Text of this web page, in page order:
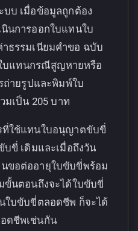
บ เมื่อข้อมูลถูกต้อง
นินการออกใบแทนใบ
ธรรมเนียมคำขอ ฉบับ
บแทนกรณีสูญหายหรือ
ถ่ายรูปและพิมพ์ใบ
มเป็น 205 บาท
ที่ใช้แทนใบอนุญาตขับขี่
บขี่ เดิมและเมื่อถึงวัน
ขอต่ออายุใบขับขี่พร้อม
ขั้นตอนถึงจะได้ใบขับขี่
ใบขับขี่ตลอดชีพ ก็จะได้
ดชีพเช่นกัน